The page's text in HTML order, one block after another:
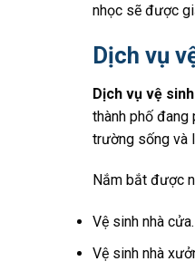
nhọc sẽ được
Dịch vụ
Dịch vụ vệ
thành phố đang
trường sống và
Nắm bắt được
Vệ sinh nhà cửa.
Vệ sinh nhà